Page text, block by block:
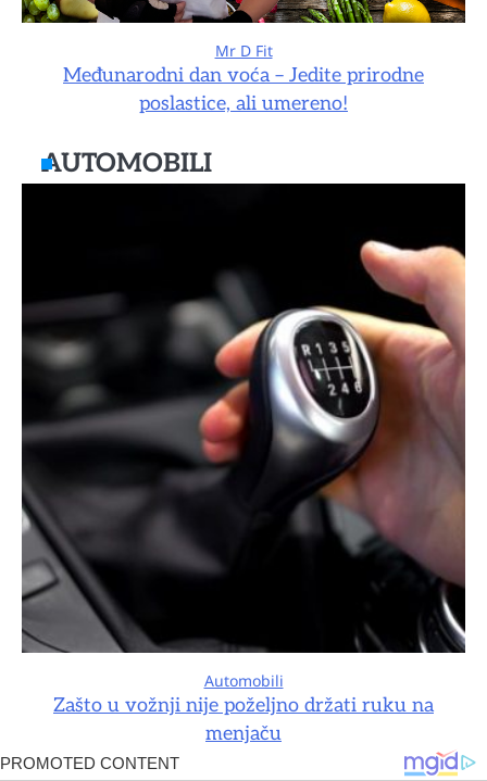
Mr D Fit
Međunarodni dan voća – Jedite prirodne
poslastice, ali umereno!
AUTOMOBILI
Automobili
Zašto u vožnji nije poželjno držati ruku na
menjaču